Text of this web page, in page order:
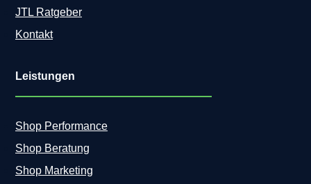
JTL Ratgeber
Kontakt
Leistungen
Shop Performance
Shop Beratung
Shop Marketing